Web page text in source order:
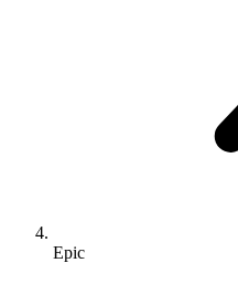
Epic